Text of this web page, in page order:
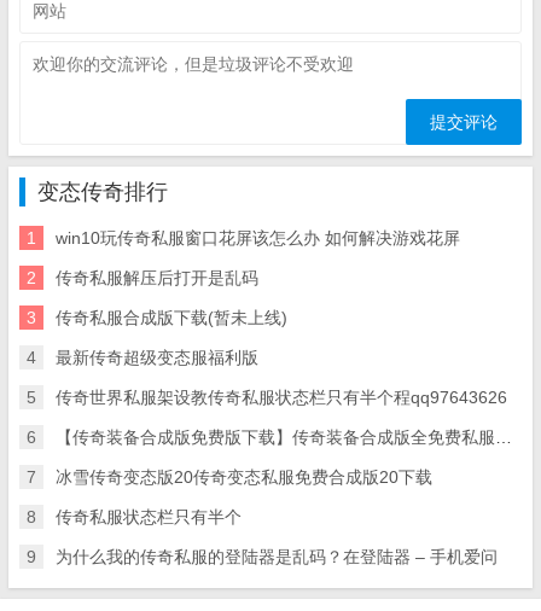
变态传奇排行
1 win10玩传奇私服窗口花屏该怎么办 如何解决游戏花屏
2 传奇私服解压后打开是乱码
3 传奇私服合成版下载(暂未上线)
4 最新传奇超级变态服福利版
5 传奇世界私服架设教传奇私服状态栏只有半个程qq97643626
6 【传奇装备合成版免费版下载】传奇装备合成版全免费私服版下载
7 冰雪传奇变态版20传奇变态私服免费合成版20下载
8 传奇私服状态栏只有半个
9 为什么我的传奇私服的登陆器是乱码？在登陆器 – 手机爱问